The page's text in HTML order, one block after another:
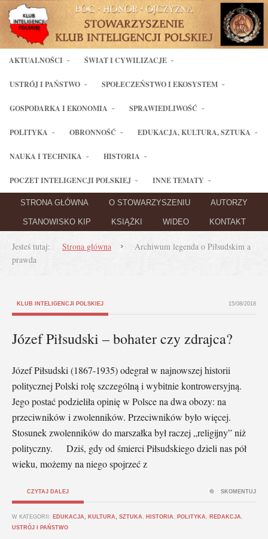
AKTUALNOŚCI ŚWIAT I CYWILIZACJE
USTRÓJ I PAŃSTWO SPOŁECZEŃSTWO I EKOSYSTEM
GOSPODARKA I EKONOMIA SPRAWIEDLIWOŚĆ
POLITYKA OBRONNOŚĆ EDUKACJA, KULTURA, SZTUKA
NAUKA I TECHNIKA HISTORIA
POCZET INTELIGENCJI POLSKIEJ INNE TEMATY
STRONA GŁÓWNA O STOWARZYSZENIU AUTORZY
STANOWISKO KIP KSIĄŻKI WIDEO KONTAKT
Jesteś tutaj: Strona główna
Archiwum legenda o Piłsudskim a
prawda
KLUB INTELIGENCJI POLSKIEJ 15/08/2018
Józef Piłsudski – bohater czy zdrajca?
Józef Piłsudski (1867-1935) odegrał w najnowszej historii
politycznej Polski rolę szczególną i wybitnie kontrowersyjną.
Jego postać podzieliła opinię w Pol­sce na dwa obozy: na
przeciwników i zwolenników. Przeciwników było więcej.
Stosunek zwolenników do marszałka był raczej „religijny” niż
polityczny. Dziś, gdy od śmierci Piłsudskiego dzieli nas pół
wieku, możemy na niego spoj­rzeć z
CZYTAJ DALEJ
W KATEGORII: EDUKACJA, KULTURA, SZTUKA HISTORIA POLITYKA REDAKCJA
USTRÓJ I PAŃSTWO
SKOMENTUJ